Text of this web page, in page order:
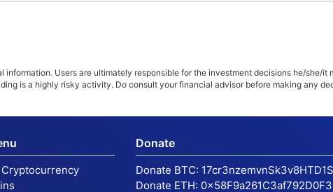
Users are ultimately responsible for the investment decisions he/she/it
is a highly risky activity. Do consult your financial advisor before making any
Donate
Donate BTC:
Donate ETH: